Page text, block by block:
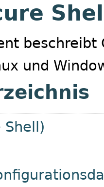
beschreibt
und
Shell)